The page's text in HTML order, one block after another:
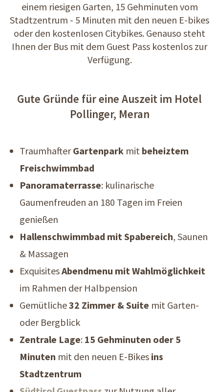
einem riesigen Garten, 15 Gehminuten vom
Stadtzentrum - 5 Minuten mit den neuen E-bikes
oder den kostenlosen Citybikes. Genauso steht
Ihnen der Bus mit dem Guest Pass kostenlos zur
Verfügung.
Gute Gründe für eine Auszeit im Hotel
Pollinger, Meran
TraumhafterGartenpark mit beheiztem
Freischwimmbad
Panoramaterrasse: kulinarische
Gaumenfreuden an 180 Tagen im Freien
genießen
Hallenschwimmbad mit Spabereich, Saunen
& Massagen
ExquisitesAbendmenu mit Wahlmöglichkeit
im Rahmen der Halbpension
Gemütliche32 Zimmer & Suite mit Garten-
oder Bergblick
Zentrale Lage: 15 Gehminuten oder 5
Minuten mit den neuen E-Bikes ins
Stadtzentrum